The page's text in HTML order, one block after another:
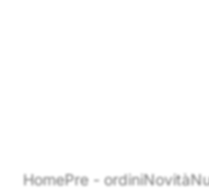
HomePre - ordiniNovità